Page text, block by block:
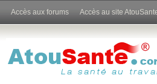
Accès aux forums Accès au site